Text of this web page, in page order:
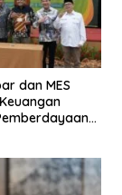
dan MES